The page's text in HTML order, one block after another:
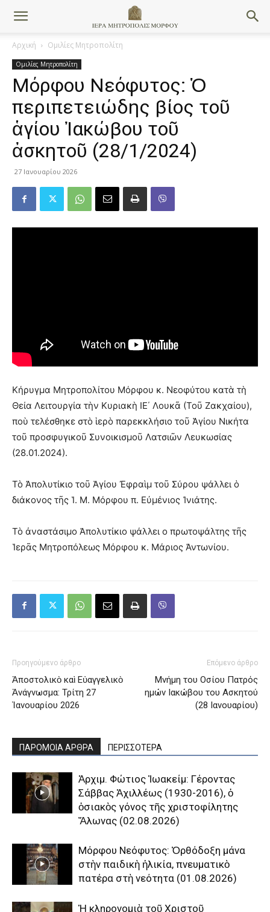
Αρχική Ομιλίες Μητροπολίτη
Ομιλίες Μητροπολίτη
Μόρφου Νεόφυτος: Ὁ
περιπετειώδης βίος τοῦ
ἁγίου Ἰακώβου τοῦ
ἀσκητοῦ (28/1/2024)
27 Ιανουαρίου 2026
Κήρυγμα Μητροπολίτου Μόρφου κ. Νεοφύτου κατὰ τὴ
Θεία Λειτουργία τὴν Κυριακὴ ΙΕ΄ Λουκᾶ (Τοῦ Ζακχαίου),
ποὺ τελέσθηκε στὸ ἱερὸ παρεκκλήσιο τοῦ Ἁγίου Νικήτα
τοῦ προσφυγικοῦ Συνοικισμοῦ Λατσιῶν Λευκωσίας
(28.01.2024).
Τὸ Ἀπολυτίκιο τοῦ Ἁγίου Ἐφραὶμ τοῦ Σύρου ψάλλει ὁ
διάκονος τῆς Ἱ. Μ. Μόρφου π. Εὐμένιος Ἰνιάτης.
Τὸ ἀναστάσιμο Ἀπολυτίκιο ψάλλει ο πρωτοψάλτης τῆς
Ἱερᾶς Μητροπόλεως Μόρφου κ. Μάριος Ἀντωνίου.
Προηγούμενο άρθρο
Ἀποστολικὸ καὶ Εὐαγγελικὸ
Ἀνάγνωσμα: Τρίτη 27
Ἰανουαρίου 2026
Επόμενο άρθρο
Μνήμη του Oσίου Πατρός
ημών Ιακώβου του Ασκητού
(28 Ιανουαρίου)
ΠΑΡΟΜΟΙΑ ΑΡΘΡΑ ΠΕΡΙΣΣΟΤΕΡΑ
Ἀρχιμ. Φώτιος Ἰωακείμ: Γέροντας
Σάββας Ἀχιλλέως (1930-2016), ὁ
ὁσιακὸς γόνος τῆς χριστοφίλητης
Ἅλωνας (02.08.2026)
Μόρφου Νεόφυτος: Ὀρθόδοξη μάνα
στὴν παιδικὴ ἡλικία, πνευματικὸ
πατέρα στὴ νεότητα (01.08.2026)
Ἡ κληρονομιὰ τοῦ Χριστοῦ